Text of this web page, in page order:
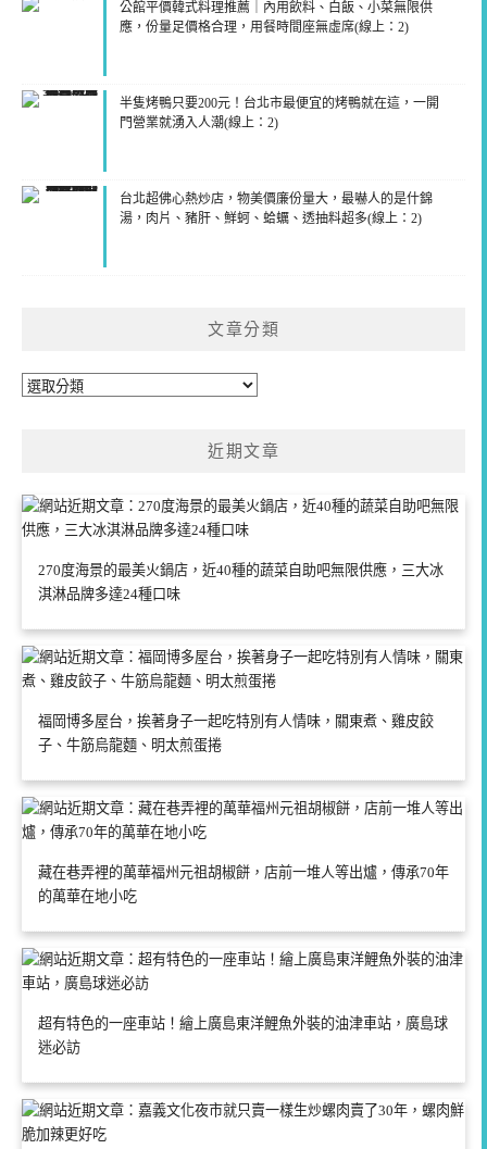
公館平價韓式料理推薦｜內用飲料、白飯、小菜無限供
應，份量足價格合理，用餐時間座無虛席(線上：2)
半隻烤鴨只要200元！台北市最便宜的烤鴨就在這，一開
門營業就湧入人潮(線上：2)
台北超佛心熱炒店，物美價廉份量大，最嚇人的是什錦
湯，肉片、豬肝、鮮蚵、蛤蠣、透抽料超多(線上：2)
文章分類
文
近期文章
270度海景的最美火鍋店，近40種的蔬菜自助吧無限供應，三大冰
淇淋品牌多達24種口味
福岡博多屋台，挨著身子一起吃特別有人情味，關東煮、雞皮餃
子、牛筋烏龍麵、明太煎蛋捲
藏在巷弄裡的萬華福州元祖胡椒餅，店前一堆人等出爐，傳承70年
的萬華在地小吃
超有特色的一座車站！繪上廣島東洋鯉魚外裝的油津車站，廣島球
迷必訪